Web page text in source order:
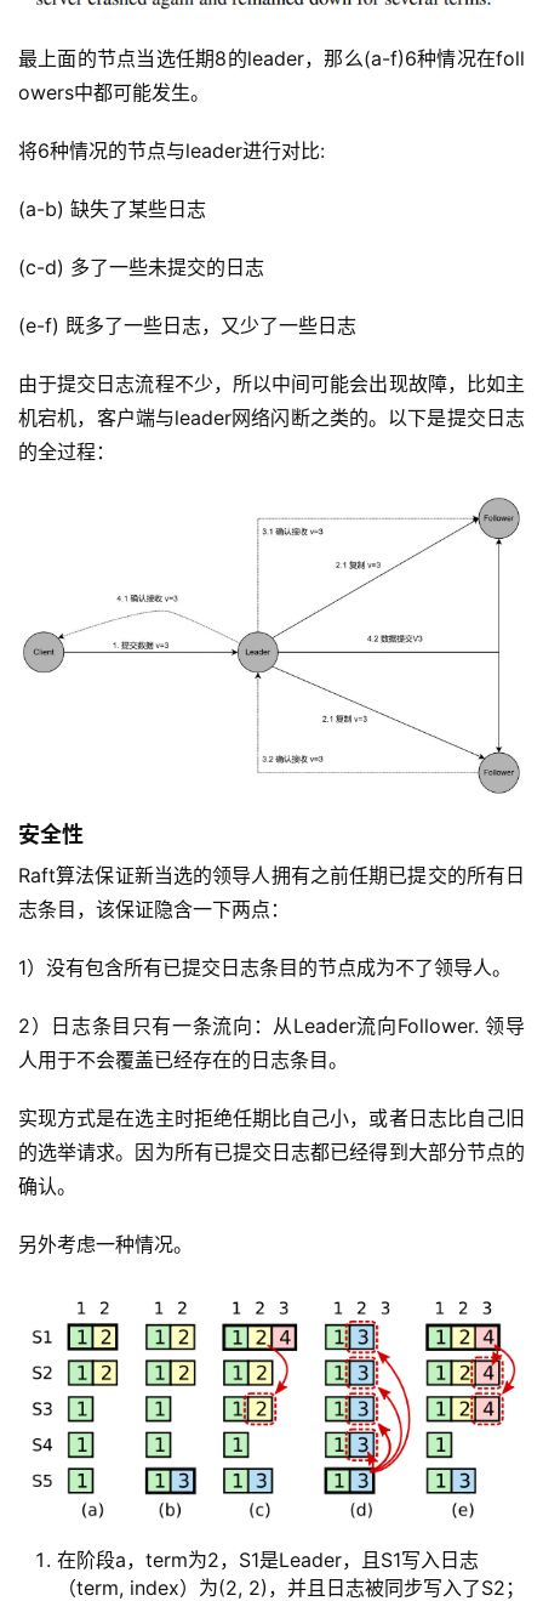
最上面的节点当选任期8的leader，那么(a-f)6种情况在foll
owers中都可能发生。
将6种情况的节点与leader进行对比:
(a-b) 缺失了某些日志
(c-d) 多了一些未提交的日志
(e-f) 既多了一些日志，又少了一些日志
由于提交日志流程不少，所以中间可能会出现故障，比如主
机宕机，客户端与leader网络闪断之类的。以下是提交日志
的全过程：
安全性
Raft算法保证新当选的领导人拥有之前任期已提交的所有日
志条目，该保证隐含一下两点：
1）没有包含所有已提交日志条目的节点成为不了领导人。
2）日志条目只有一条流向：从Leader流向Follower. 领导
人用于不会覆盖已经存在的日志条目。
实现方式是在选主时拒绝任期比自己小，或者日志比自己旧
的选举请求。因为所有已提交日志都已经得到大部分节点的
确认。
另外考虑一种情况。
在阶段a，term为2，S1是Leader，且S1写入日志
（term, index）为(2, 2)，并且日志被同步写入了S2；